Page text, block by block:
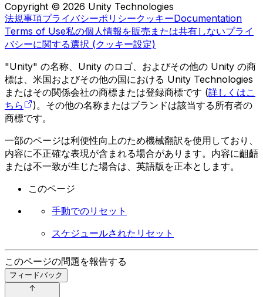
Copyright © 2026 Unity Technologies
法規事項プライバシーポリシークッキーDocumentation
Terms of Use私の個人情報を販売または共有しないプライ
バシーに関する選択 (クッキー設定)
"Unity" の名称、Unity のロゴ、およびその他の Unity の商
標は、米国およびその他の国における Unity Technologies
またはその関係会社の商標または登録商標です (詳しくはこ
ちら
)。その他の名称またはブランドは該当する所有者の
商標です。
一部のページは利便性向上のため機械翻訳を使用しており、
内容に不正確な表現が含まれる場合があります。内容に齟齬
または不一致が生じた場合は、英語版を正本とします。
このページ
手動でのリセット
スケジュールされたリセット
このページの問題を報告する
フィードバック